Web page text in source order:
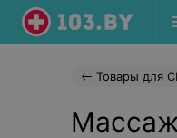
Товары для